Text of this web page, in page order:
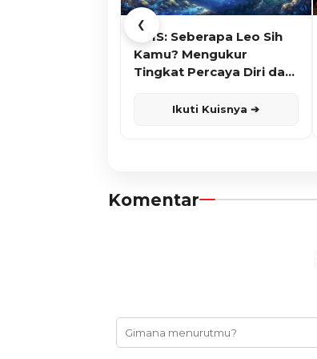
❮
KUIS: Seberapa Leo Sih
Kamu? Mengukur
Tingkat Percaya Diri dan
Ikuti Kuisnya ➔
Komentar